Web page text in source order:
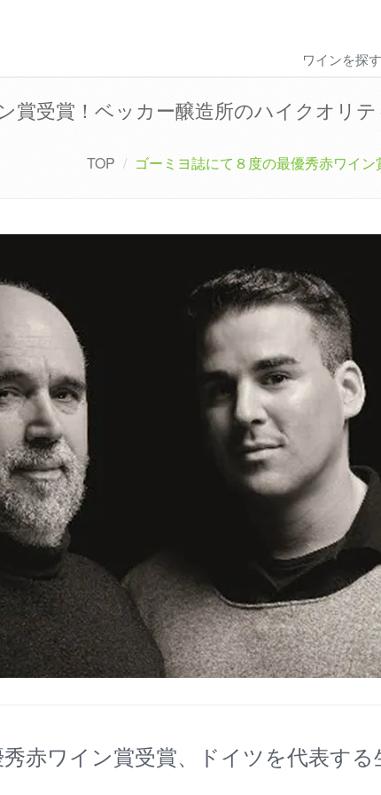
ワインを探す
賞受賞！ベッカー醸造所のハイクオリ
TOP ゴーミヨ誌にて８度の最優秀赤ワイ
赤ワイン賞受賞、ドイツを代表する